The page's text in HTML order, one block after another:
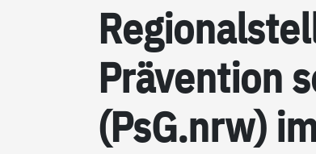
Präv­en­ti­on
(PsG.nrw)